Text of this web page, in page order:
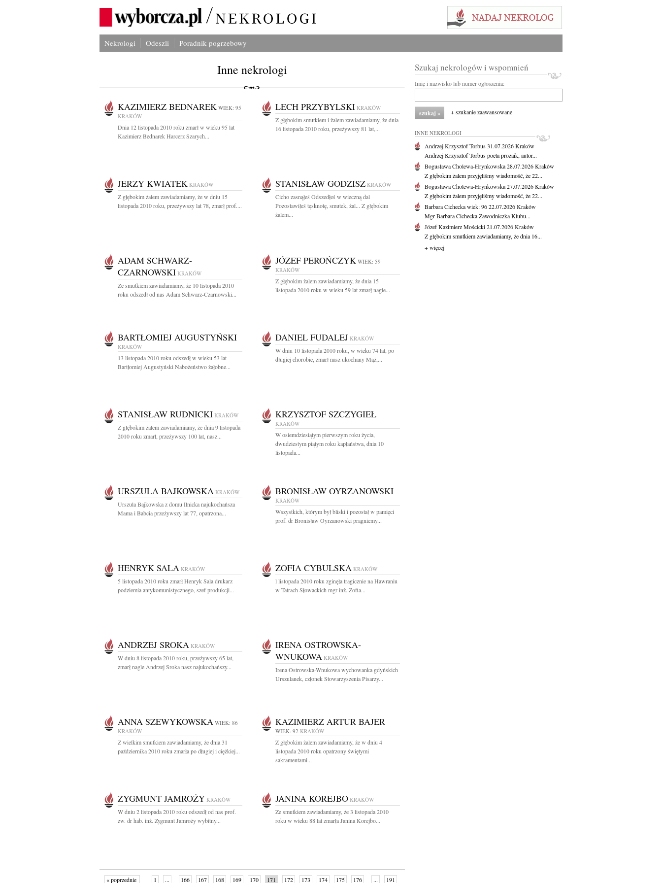
Nekrologi Odeszli Poradnik pogrzebowy
Inne nekrologi
KAZIMIERZ BEDNAREK WIEK: 95
KRAKÓW
Dnia 12 listopada 2010 roku zmarł w wieku 95 lat
Kazimierz Bednarek Harcerz Szarych...
LECH PRZYBYLSKI KRAKÓW
Z głębokim smutkiem i żalem zawiadamiamy, że dnia
16 listopada 2010 roku, przeżywszy 81 lat,...
JERZY KWIATEK KRAKÓW
Z głębokim żalem zawiadamiamy, że w dniu 15
listopada 2010 roku, przeżywszy lat 78, zmarł prof....
STANISŁAW GODZISZ KRAKÓW
Cicho zasnąłeś Odszedłeś w wieczną dal
Pozostawiłeś tęsknotę, smutek, żal... Z głębokim
żalem...
ADAM SCHWARZ-
CZARNOWSKI KRAKÓW
Ze smutkiem zawiadamiamy, że 10 listopada 2010
roku odszedł od nas Adam Schwarz-Czarnowski...
JÓZEF PEROŃCZYK WIEK: 59
KRAKÓW
Z głębokim żalem zawiadamiamy, że dnia 15
listopada 2010 roku w wieku 59 lat zmarł nagle...
BARTŁOMIEJ AUGUSTYŃSKI
KRAKÓW
13 listopada 2010 roku odszedł w wieku 53 lat
Bartłomiej Augustyński Nabożeństwo żałobne...
DANIEL FUDALEJ KRAKÓW
W dniu 10 listopada 2010 roku, w wieku 74 lat, po
długiej chorobie, zmarł nasz ukochany Mąż,...
STANISŁAW RUDNICKI KRAKÓW
Z głębokim żalem zawiadamiamy, że dnia 9 listopada
2010 roku zmarł, przeżywszy 100 lat, nasz...
KRZYSZTOF SZCZYGIEŁ
KRAKÓW
W osiemdziesiątym pierwszym roku życia,
dwudziestym piątym roku kapłaństwa, dnia 10
listopada...
URSZULA BAJKOWSKA KRAKÓW
Urszula Bajkowska z domu Ilnicka najukochańsza
Mama i Babcia przeżywszy lat 77, opatrzona...
BRONISŁAW OYRZANOWSKI
KRAKÓW
Wszystkich, którym był bliski i pozostał w pamięci
prof. dr Bronisław Oyrzanowski pragniemy...
HENRYK SALA KRAKÓW
5 listopada 2010 roku zmarł Henryk Sala drukarz
podziemia antykomunistycznego, szef produkcji...
ZOFIA CYBULSKA KRAKÓW
l listopada 2010 roku zginęła tragicznie na Hawraniu
w Tatrach Słowackich mgr inż. Zofia...
ANDRZEJ SROKA KRAKÓW
W dniu 8 listopada 2010 roku, przeżywszy 65 lat,
zmarł nagle Andrzej Sroka nasz najukochańszy...
IRENA OSTROWSKA-
WNUKOWA KRAKÓW
Irena Ostrowska-Wnukowa wychowanka gdyńskich
Urszulanek, członek Stowarzyszenia Pisarzy...
ANNA SZEWYKOWSKA WIEK: 86
KRAKÓW
Z wielkim smutkiem zawiadamiamy, że dnia 31
października 2010 roku zmarła po długiej i ciężkiej...
KAZIMIERZ ARTUR BAJER
WIEK: 92 KRAKÓW
Z głębokim żalem zawiadamiamy, że w dniu 4
listopada 2010 roku opatrzony świętymi
sakramentami...
ZYGMUNT JAMROŻY KRAKÓW
W dniu 2 listopada 2010 roku odszedł od nas prof.
zw. dr hab. inż. Zygmunt Jamroży wybitny...
JANINA KOREJBO KRAKÓW
Ze smutkiem zawiadamiamy, że 3 listopada 2010
roku w wieku 88 lat zmarła Janina Korejbo...
« poprzednie 1 ... 166 167 168 169 170 171 172 173 174 175 176 ... 191
Szukaj nekrologów i wspomnień
Imię i nazwisko lub numer ogłoszenia:
+ szukanie zaawansowane
INNE NEKROLOGI
Andrzej Krzysztof Torbus31.07.2026Kraków
Andrzej Krzysztof Torbus poeta prozaik, autor...
Bogusława Cholewa-Hrynkowska28.07.2026Kraków
Z głębokim żalem przyjęliśmy wiadomość, że 22...
Bogusława Cholewa-Hrynkowska27.07.2026Kraków
Z głębokim żalem przyjęliśmy wiadomość, że 22...
Barbara Cicheckawiek: 9622.07.2026Kraków
Mgr Barbara Cichecka Zawodniczka Klubu...
Józef Kazimierz Mościcki21.07.2026Kraków
Z głębokim smutkiem zawiadamiamy, że dnia 16...
+ więcej